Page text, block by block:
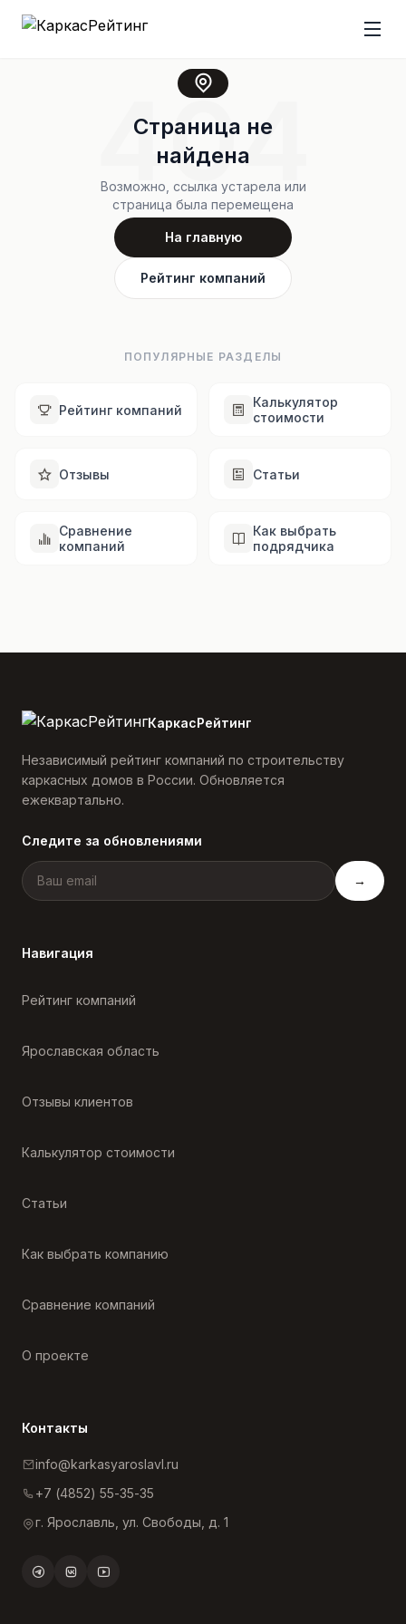
404
Страница не
найдена
Возможно, ссылка устарела или
страница была перемещена
На главную
Рейтинг компаний
ПОПУЛЯРНЫЕ РАЗДЕЛЫ
Рейтинг компаний
Калькулятор
стоимости
Отзывы Статьи
Сравнение
компаний
Как выбрать
подрядчика
КаркасРейтинг
Независимый рейтинг компаний по строительству
каркасных домов в России. Обновляется
ежеквартально.
Следите за обновлениями
→
Навигация
Рейтинг компаний
Ярославская область
Отзывы клиентов
Калькулятор стоимости
Статьи
Как выбрать компанию
Сравнение компаний
О проекте
Контакты
info@karkasyaroslavl.ru
+7 (4852) 55-35-35
г. Ярославль, ул. Свободы, д. 1